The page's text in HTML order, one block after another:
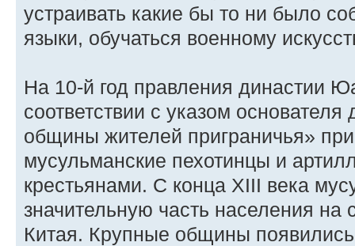
устраивать какие бы то ни было
языки, обучаться военному
На 10-й год правления династии
соответствии с указом
общины жителей приграничья»
мусульманские пехотинцы и
крестьянами. С конца XIII века
значительную часть населения на
Китая. Крупные общины